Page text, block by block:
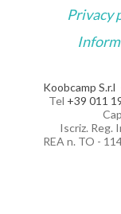
Privacy
Koobcamp S.r.l
Tel +39 011
Iscriz. Reg.
REA n. TO -